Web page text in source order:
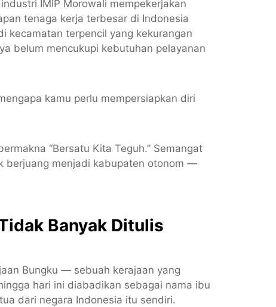
IMIP Morowali mempekerjakan
tenaga kerja terbesar di Indonesia
kecamatan terpencil yang kekurangan
belum mencukupi kebutuhan pelayanan
kamu perlu mempersiapkan diri
“Bersatu Kita Teguh.” Semangat
berjuang menjadi kabupaten otonom —
Banyak Ditulis
Bungku — sebuah kerajaan yang
hari ini diabadikan sebagai nama ibu
dari negara Indonesia itu sendiri.